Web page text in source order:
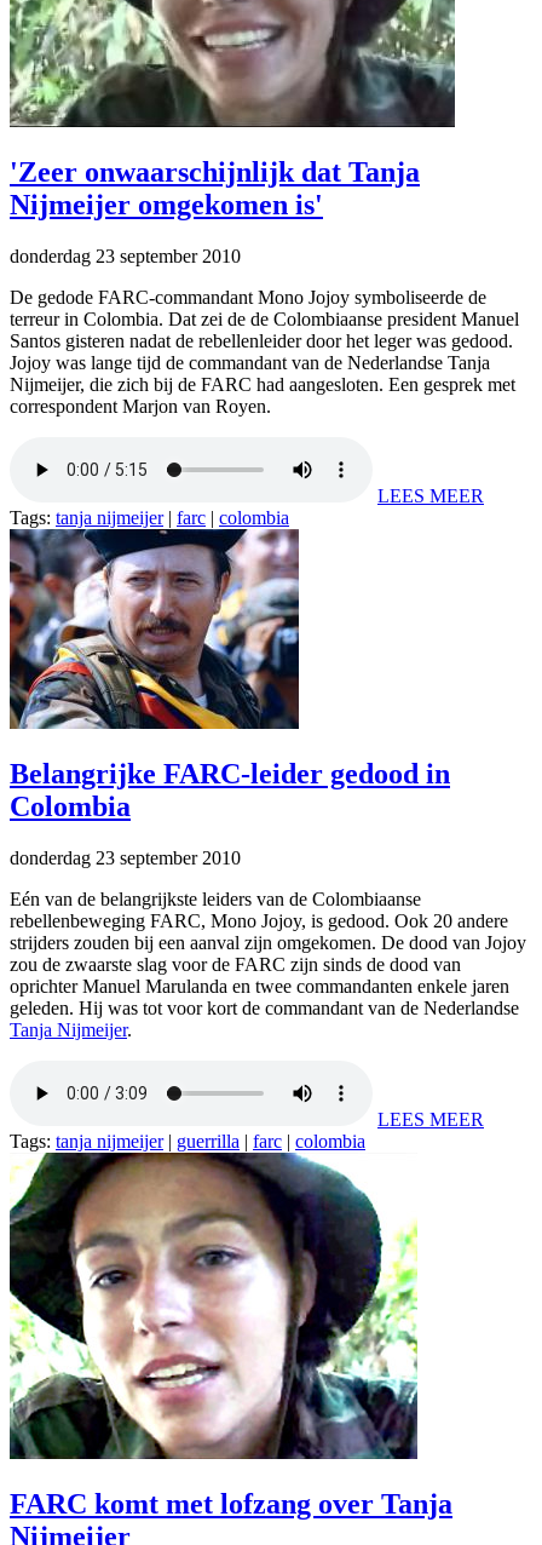
'Zeer onwaarschijnlijk dat Tanja
Nijmeijer omgekomen is'
donderdag 23 september 2010
De gedode FARC-commandant Mono Jojoy symboliseerde de
terreur in Colombia. Dat zei de de Colombiaanse president Manuel
Santos gisteren nadat de rebellenleider door het leger was gedood.
Jojoy was lange tijd de commandant van de Nederlandse Tanja
Nijmeijer, die zich bij de FARC had aangesloten. Een gesprek met
correspondent Marjon van Royen.
LEES MEER
Tags: tanja nijmeijer| farc | colombia
Belangrijke FARC-leider gedood in
Colombia
donderdag 23 september 2010
Eén van de belangrijkste leiders van de Colombiaanse
rebellenbeweging FARC, Mono Jojoy, is gedood. Ook 20 andere
strijders zouden bij een aanval zijn omgekomen. De dood van Jojoy
zou de zwaarste slag voor de FARC zijn sinds de dood van
oprichter Manuel Marulanda en twee commandanten enkele jaren
geleden. Hij was tot voor kort de commandant van de Nederlandse
Tanja Nijmeijer.
LEES MEER
Tags: tanja nijmeijer| guerrilla | farc | colombia
FARC komt met lofzang over Tanja
Nijmeijer